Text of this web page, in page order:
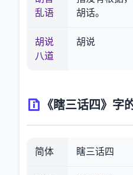
乱语
胡话。
胡说
八道
胡说
《瞎三话四》字
简体 瞎三话四